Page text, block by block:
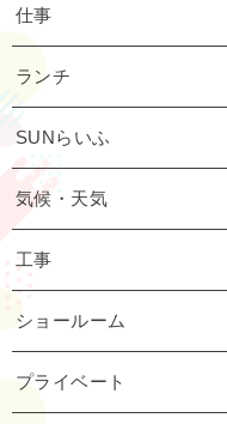
仕事
ランチ
SUNらいふ
気候・天気
工事
ショールーム
プライベート